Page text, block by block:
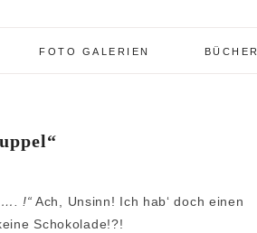
FOTO GALERIEN BÜCHER
…. !“ Ach, Unsinn! Ich hab‘ doch einen
Schokolade!?!